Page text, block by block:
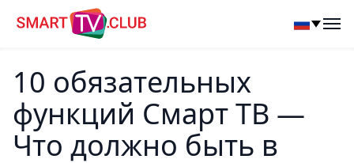
SmartTV Club
10 обязательных
функций Смарт ТВ —
Что должно быть в